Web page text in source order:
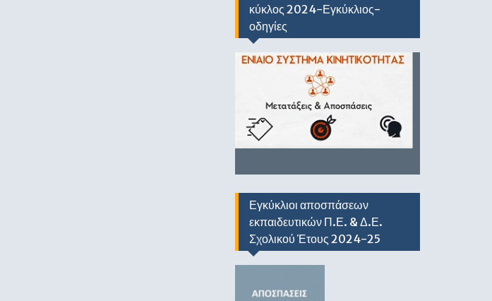
κύκλος 2024-Εγκύκλιος-
οδηγίες
Εγκύκλιοι αποσπάσεων
εκπαιδευτικών Π.Ε. & Δ.Ε.
Σχολικού Έτους 2024-25